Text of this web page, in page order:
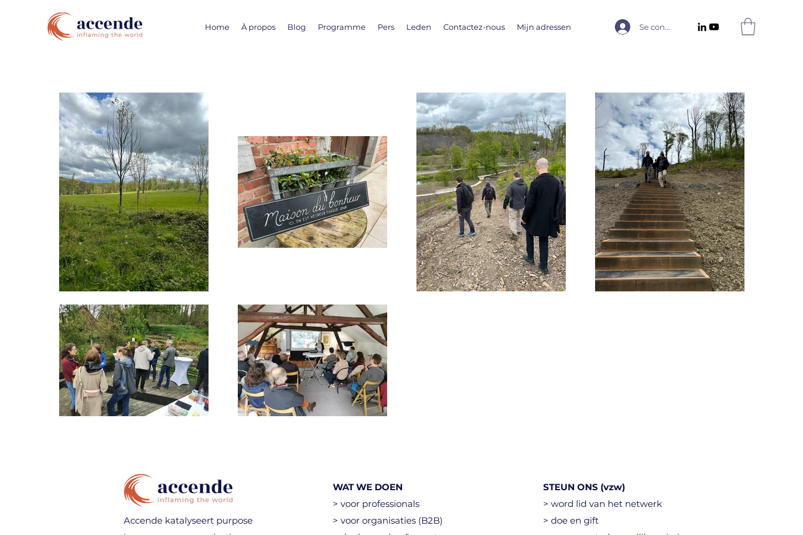
Home À propos Blog Programme Pers Leden Contactez-nous Mijn adressen Se connecter
Accende katalyseert purpose
WAT WE DOEN
> voor professionals
> voor organisaties (B2B)
STEUN ONS (vzw)
> word lid van het netwerk
> doe en gift